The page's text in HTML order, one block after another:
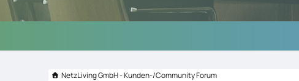
NetzLiving GmbH - Kunden-/Community Forum